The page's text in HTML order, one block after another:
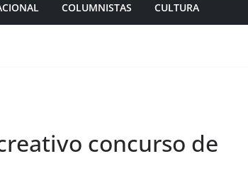
COLUMNISTAS CULTURA
concurso de